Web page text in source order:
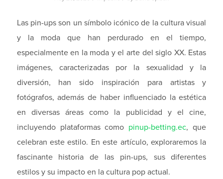
Las pin-ups son un símbolo icónico de la cultura visual
y la moda que han perdurado en el tiempo,
especialmente en la moda y el arte del siglo XX. Estas
imágenes, caracterizadas por la sexualidad y la
diversión, han sido inspiración para artistas y
fotógrafos, además de haber influenciado la estética
en diversas áreas como la publicidad y el cine,
incluyendo plataformas como pinup-betting.ec, que
celebran este estilo. En este artículo, exploraremos la
fascinante historia de las pin-ups, sus diferentes
estilos y su impacto en la cultura pop actual.